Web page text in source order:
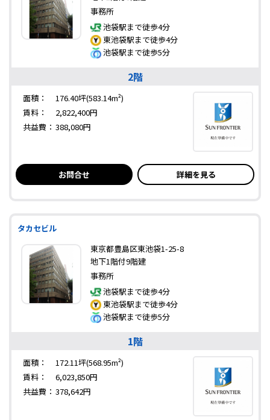
事務所
池袋駅まで徒歩4分
東池袋駅まで徒歩4分
池袋駅まで徒歩5分
2階
面積：
176.40坪(583.14m²)
賃料：
2,822,400円
共益費： 388,080円
お問合せ 詳細を見る
タカセビル
東京都豊島区東池袋1-25-8
地下1階付9階建
事務所
池袋駅まで徒歩4分
東池袋駅まで徒歩4分
池袋駅まで徒歩5分
1階
面積：
172.11坪(568.95m²)
賃料：
6,023,850円
共益費： 378,642円